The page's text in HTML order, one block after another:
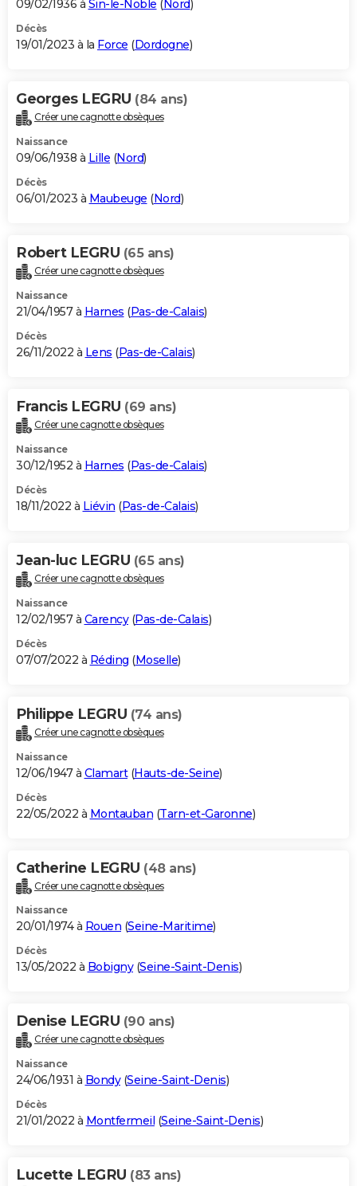
09/02/1936 à Sin-le-Noble ( Nord)
Décès
19/01/2023 à la Force (Dordogne)
Georges LEGRU (84 ans)
Créer une cagnotte obsèques
Naissance
09/06/1938 à Lille (Nord)
Décès
06/01/2023 à Maubeuge (Nord)
Robert LEGRU (65 ans)
Créer une cagnotte obsèques
Naissance
21/04/1957 à Harnes (Pas-de-Calais)
Décès
26/11/2022 à Lens (Pas-de-Calais)
Francis LEGRU (69 ans)
Créer une cagnotte obsèques
Naissance
30/12/1952 à Harnes (Pas-de-Calais)
Décès
18/11/2022 à Liévin (Pas-de-Calais)
Jean-luc LEGRU (65 ans)
Créer une cagnotte obsèques
Naissance
12/02/1957 à Carency(Pas-de-Calais)
Décès
07/07/2022 à Réding (Moselle)
Philippe LEGRU (74 ans)
Créer une cagnotte obsèques
Naissance
12/06/1947 à Clamart(Hauts-de-Seine)
Décès
22/05/2022 à Montauban (Tarn-et-Garonne)
Catherine LEGRU (48 ans)
Créer une cagnotte obsèques
Naissance
20/01/1974 à Rouen (Seine-Maritime)
Décès
13/05/2022 à Bobigny(Seine-Saint-Denis)
Denise LEGRU (90 ans)
Créer une cagnotte obsèques
Naissance
24/06/1931 à Bondy(Seine-Saint-Denis)
Décès
21/01/2022 à Montfermeil (Seine-Saint-Denis)
Lucette LEGRU (83 ans)